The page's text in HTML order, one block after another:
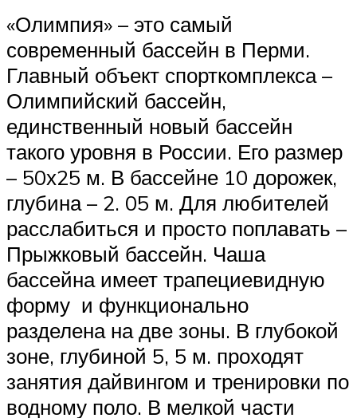
«Олимпия» – это самый
современный бассейн в Перми.
Главный объект спорткомплекса –
Олимпийский бассейн,
единственный новый бассейн
такого уровня в России. Его размер
– 50х25 м. В бассейне 10 дорожек,
глубина – 2. 05 м. Для любителей
расслабиться и просто поплавать –
Прыжковый бассейн. Чаша
бассейна имеет трапециевидную
форму и функционально
разделена на две зоны. В глубокой
зоне, глубиной 5, 5 м. проходят
занятия дайвингом и тренировки по
водному поло. В мелкой части